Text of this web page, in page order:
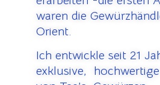
waren die
Orient.
Ich entwickle seit 21
exklusive,